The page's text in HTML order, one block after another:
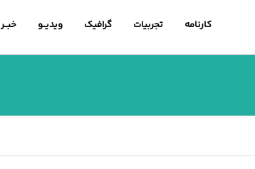
کارنامه تجربیات گرافیک ویدیــو خبــر